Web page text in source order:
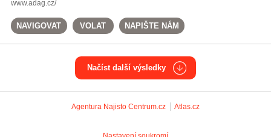
www.adag.cz/
NAVIGOVAT VOLAT NAPIŠTE NÁM
Načíst další výsledky
Agentura Najisto Centrum.cz Atlas.cz